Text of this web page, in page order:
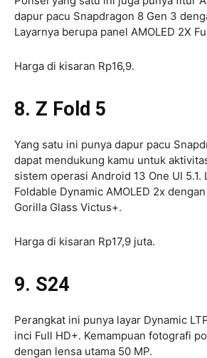
dapur pacu Snapdragon 8 Gen 3
Layarnya berupa panel AMOLED 2X
Harga di kisaran Rp16,9.
8. Z Fold 5
Yang satu ini punya dapur pacu
dapat mendukung kamu untuk
sistem operasi Android 13 One UI 5.1.
Foldable Dynamic AMOLED 2x
Gorilla Glass Victus+.
Harga di kisaran Rp17,9 juta.
9. S24
Perangkat ini punya layar Dynamic
inci Full HD+. Kemampuan fotografi
dengan lensa utama 50 MP.